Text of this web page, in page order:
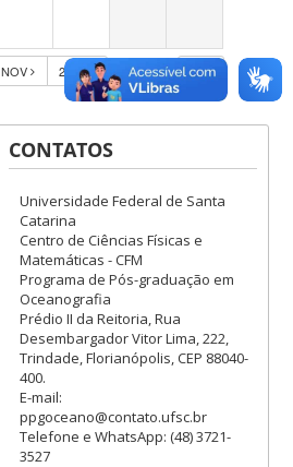
NOV 2025
CONTATOS
Universidade Federal de Santa
Catarina
Centro de Ciências Físicas e
Matemáticas - CFM
Programa de Pós-graduação em
Oceanografia
Prédio II da Reitoria, Rua
Desembargador Vitor Lima, 222,
Trindade, Florianópolis, CEP 88040-
400.
E-mail:
ppgoceano@contato.ufsc.br
Telefone e WhatsApp: (48) 3721-
3527